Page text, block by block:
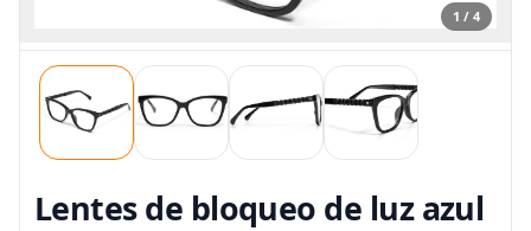
1 / 4
Lentes de bloqueo de luz azul